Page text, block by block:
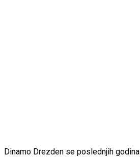
Dinamo Drezden se poslednjih